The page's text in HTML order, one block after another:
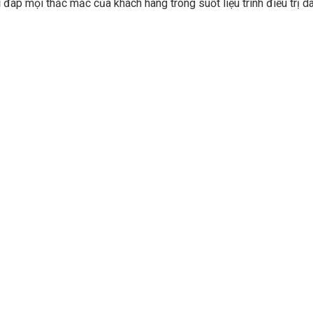
mọi thắc mắc của khách hàng trong suốt liệu trình điều trị